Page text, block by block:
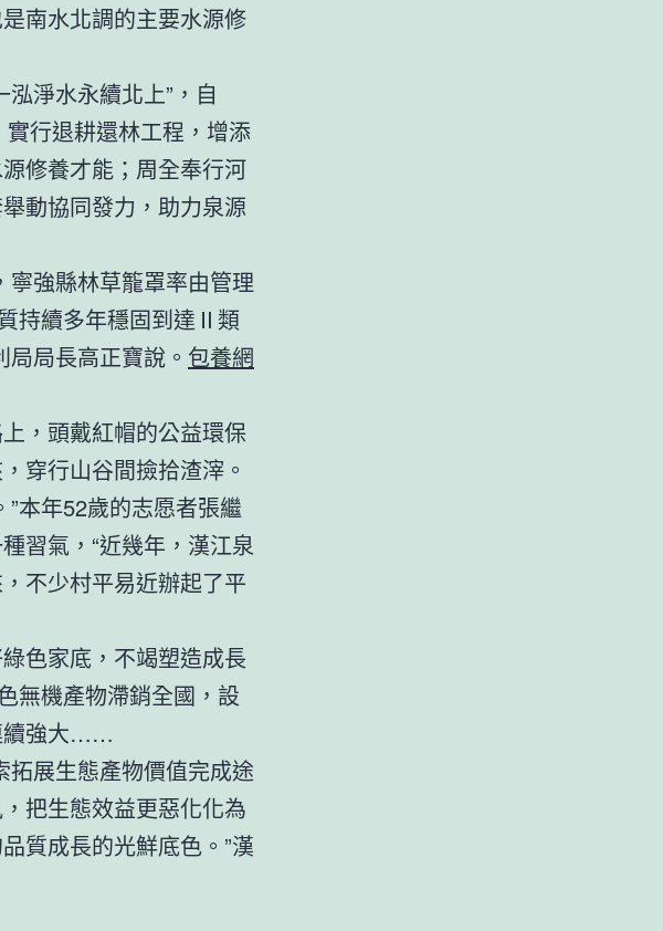
南水北調的主要水源修
淨水永續北上”，自
行退耕還林工程，增添
修養才能；周全奉行河
動協同發力，助力泉源
寧強縣林草籠罩率由管理
持續多年穩固到達Ⅱ類
局長高正寶說。 包養網
，頭戴紅帽的公益環保
穿行山谷間撿拾渣滓。
本年52歲的志愿者張繼
習氣，“近幾年，漢江泉
不少村平易近辦起了平
色家底，不竭塑造成長
無機產物滯銷全國，設
續強大……
拓展生態產物價值完成途
把生態效益更惡化化為
質成長的光鮮底色。”漢